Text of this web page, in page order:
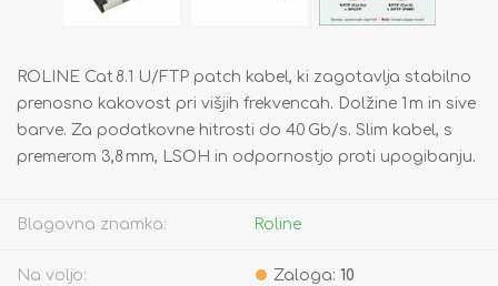
ROLINE Cat 8.1 U/FTP patch kabel, ki zagotavlja stabilno
prenosno kakovost pri višjih frekvencah. Dolžine 1 m in sive
barve. Za podatkovne hitrosti do 40 Gb/s. Slim kabel, s
premerom 3,8 mm, LSOH in odpornostjo proti upogibanju.
Blagovna znamka: Roline
Na voljo: Zaloga: 10